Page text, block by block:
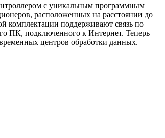
с уникальным программным
расположенных на расстоянии до
комплектации поддерживают связь по
ПК, подключенного к Интернет. Теперь
центров обработки данных.